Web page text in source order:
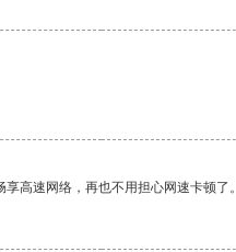
高速网络，再也不用担心网速卡顿了。